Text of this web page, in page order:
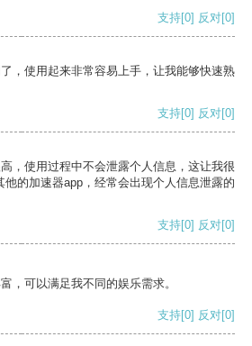
支持[0] 反对[0]
，使用起来非常容易上手，让我能够快速熟
支持[0] 反对[0]
，使用过程中不会泄露个人信息，这让我很
的加速器app，经常会出现个人信息泄露的
支持[0] 反对[0]
，可以满足我不同的娱乐需求。
支持[0] 反对[0]